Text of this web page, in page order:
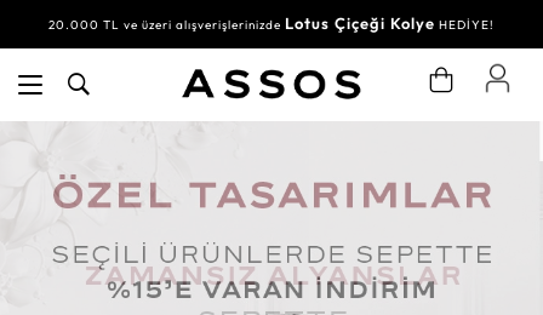
20.000 TL ve üzeri alışverişlerinizde Lotus Çiçeği Kolye HEDİYE!